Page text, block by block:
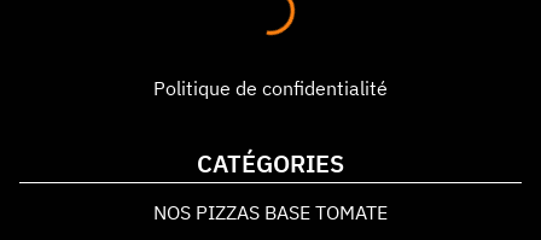
Politique de confidentialité
CATÉGORIES
NOS PIZZAS BASE TOMATE